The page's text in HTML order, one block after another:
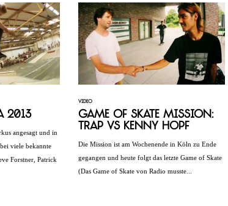
2013
angesagt und in
viele bekannte
Forstner, Patrick
VIDEO
Game of Skate Mission:
Trap vs Kenny Hopf
Die Mission ist am Wochenende in Köln zu Ende
gegangen und heute folgt das letzte Game of Skate
(Das Game of Skate von Radio musste...